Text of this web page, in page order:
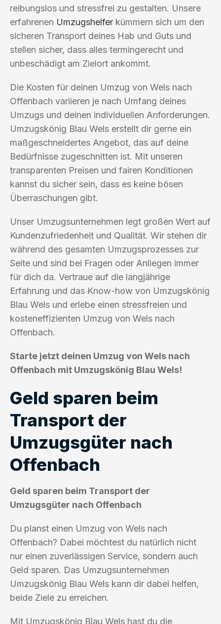
reibungslos und stressfrei zu gestalten. Unsere
erfahrenen Umzugshelfer kümmern sich um den
sicheren Transport deines Hab und Guts und
stellen sicher, dass alles termingerecht und
unbeschädigt am Zielort ankommt.
Die Kosten für deinen Umzug von Wels nach
Offenbach variieren je nach Umfang deines
Umzugs und deinen individuellen Anforderungen.
Umzugskönig Blau Wels erstellt dir gerne ein
maßgeschneidertes Angebot, das auf deine
Bedürfnisse zugeschnitten ist. Mit unseren
transparenten Preisen und fairen Konditionen
kannst du sicher sein, dass es keine bösen
Überraschungen gibt.
Unser Umzugsunternehmen legt großen Wert auf
Kundenzufriedenheit und Qualität. Wir stehen dir
während des gesamten Umzugsprozesses zur
Seite und sind bei Fragen oder Anliegen immer
für dich da. Vertraue auf die langjährige
Erfahrung und das Know-how von Umzugskönig
Blau Wels und erlebe einen stressfreien und
kosteneffizienten Umzug von Wels nach
Offenbach.
Starte jetzt deinen Umzug von Wels nach
Offenbach mit Umzugskönig Blau Wels!
Geld sparen beim
Transport der
Umzugsgüter nach
Offenbach
Geld sparen beim Transport der
Umzugsgüter nach Offenbach
Du planst einen Umzug von Wels nach
Offenbach? Dabei möchtest du natürlich nicht
nur einen zuverlässigen Service, sondern auch
Geld sparen. Das Umzugsunternehmen
Umzugskönig Blau Wels kann dir dabei helfen,
beide Ziele zu erreichen.
Mit Umzugskönig Blau Wels hast du die